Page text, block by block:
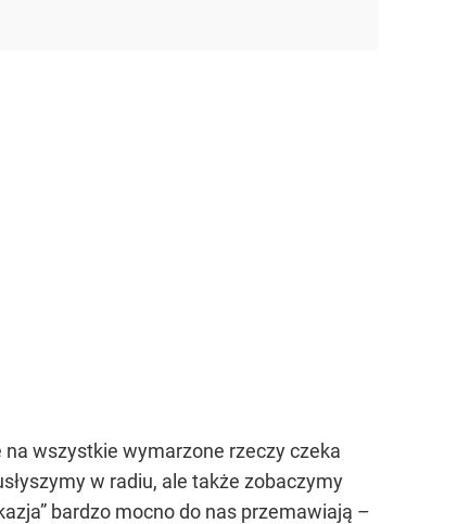
wszystkie wymarzone rzeczy czeka
w radiu, ale także zobaczymy
bardzo mocno do nas przemawiają –